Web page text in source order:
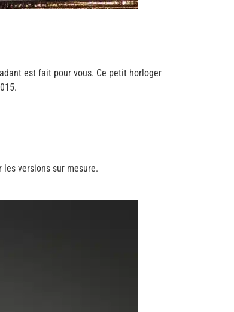
est fait pour vous. Ce petit horloger
versions sur mesure.